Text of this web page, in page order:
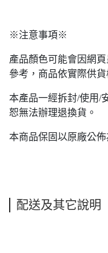
※注意事項※
產品顏色可能會因網
參考，商品依實際供貨
本產品一經拆封/使用/
恕無法辦理退換貨。
本商品保固以原廠公
配送及其它說明